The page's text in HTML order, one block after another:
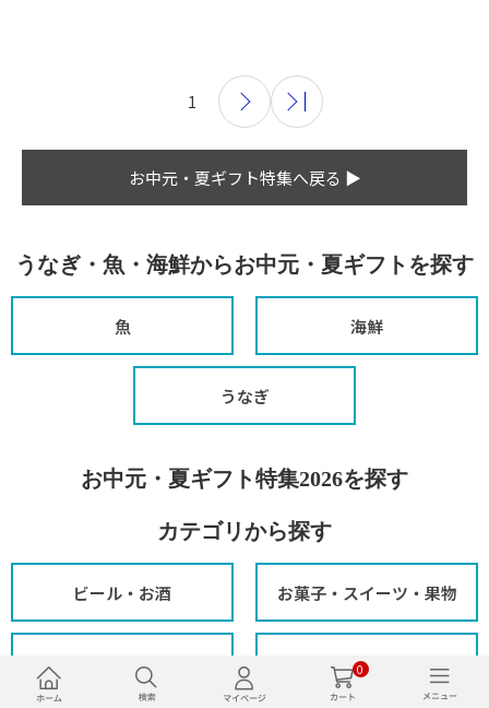
0
1
お中元・夏ギフト特集へ戻る ▶
うなぎ・魚・海鮮からお中元・夏ギフトを探す
魚 海鮮
うなぎ
お中元・夏ギフト特集2026を探す
カテゴリから探す
ビール・お酒 お菓子・スイーツ・果物
ハム・お肉 ドリンク